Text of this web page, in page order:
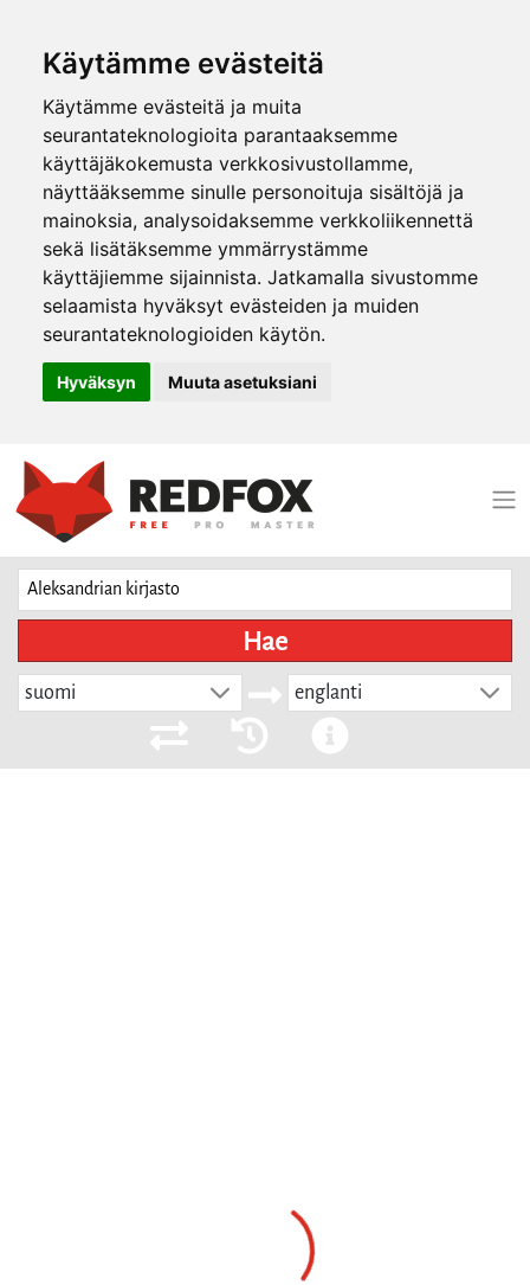
Käytämme evästeitä
Käytämme evästeitä ja muita
seurantateknologioita parantaaksemme
käyttäjäkokemusta verkkosivustollamme,
näyttääksemme sinulle personoituja sisältöjä ja
mainoksia, analysoidaksemme verkkoliikennettä
sekä lisätäksemme ymmärrystämme
käyttäjiemme sijainnista. Jatkamalla sivustomme
selaamista hyväksyt evästeiden ja muiden
seurantateknologioiden käytön.
Hyväksyn Muuta asetuksiani
Hae
suomi englanti